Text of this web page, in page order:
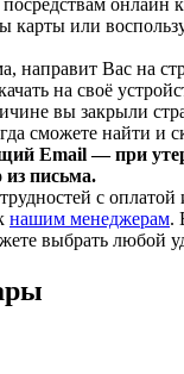
карты или
направит Вас на
на своё
вы закрыли
сможете найти и
Email — при
из письма.
с
нашим менеджерам.
выбрать любой